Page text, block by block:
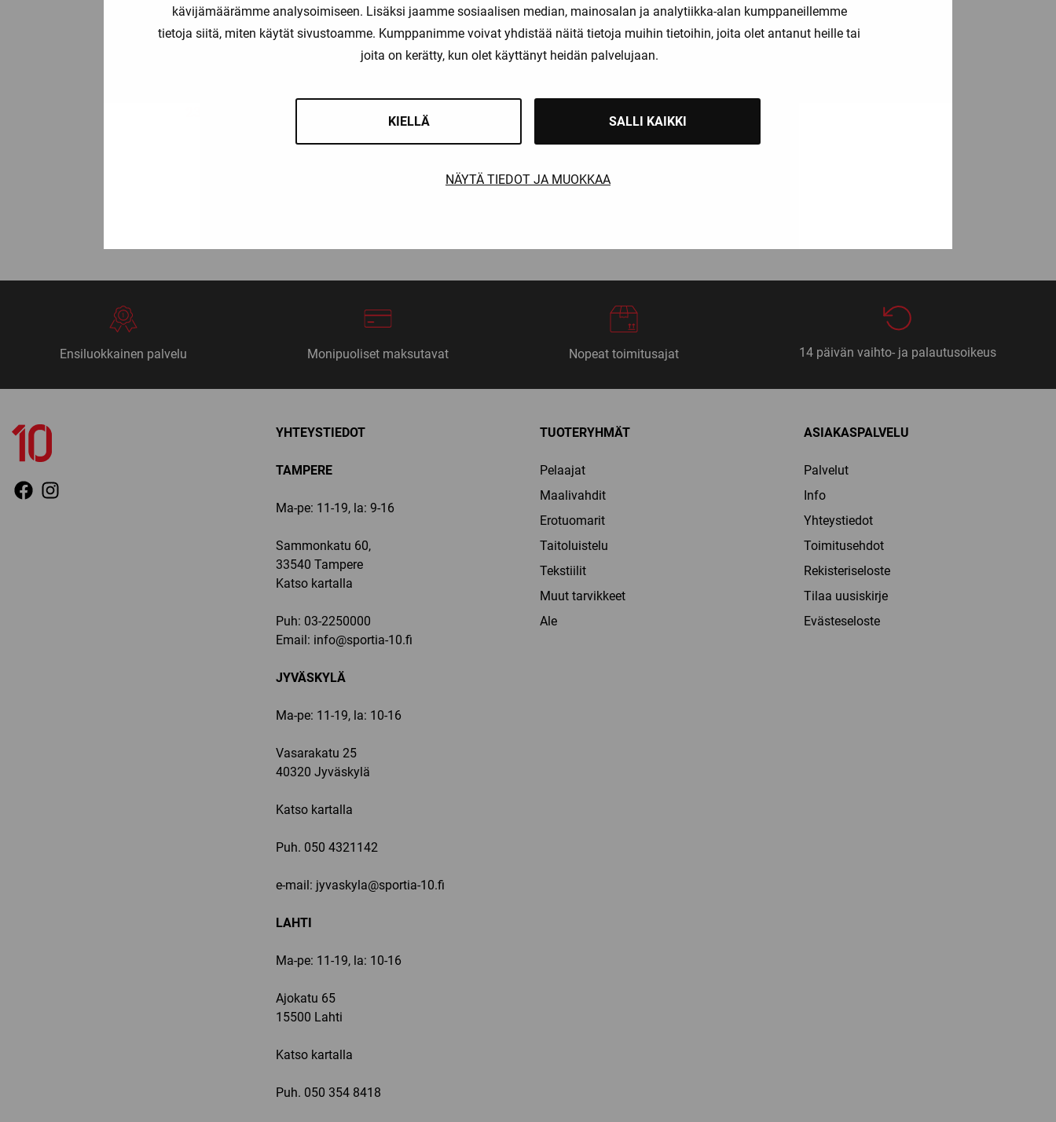
kävijämäärämme analysoimiseen. Lisäksi jaamme sosiaalisen median, mainosalan ja analytiikka-alan kumppaneillemme
tietoja siitä, miten käytät sivustoamme. Kumppanimme voivat yhdistää näitä tietoja muihin tietoihin, joita olet antanut heille tai
joita on kerätty, kun olet käyttänyt heidän palvelujaan.
KIELLÄ SALLI KAIKKI
NÄYTÄ TIEDOT JA MUOKKAA
Ensiluokkainen palvelu Monipuoliset maksutavat Nopeat toimitusajat 14 päivän vaihto- ja palautusoikeus
YHTEYSTIEDOT
TAMPERE
Ma-pe: 11-19, la: 9-16
Sammonkatu 60,
33540 Tampere
Katso kartalla
Puh: 03-2250000
Email: info@sportia-10.fi
JYVÄSKYLÄ
Ma-pe: 11-19, la: 10-16
Vasarakatu 25
40320 Jyväskylä
Katso kartalla
Puh. 050 4321142
e-mail: jyvaskyla@sportia-10.fi
LAHTI
Ma-pe: 11-19, la: 10-16
Ajokatu 65
15500 Lahti
Katso kartalla
Puh. 050 354 8418
TUOTERYHMÄT
Pelaajat
Maalivahdit
Erotuomarit
Taitoluistelu
Tekstiilit
Muut tarvikkeet
Ale
ASIAKASPALVELU
Palvelut
Info
Yhteystiedot
Toimitusehdot
Rekisteriseloste
Tilaa uusiskirje
Evästeseloste